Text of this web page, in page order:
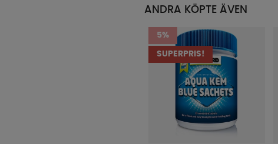
ANDRA KÖPTE ÄVEN
5%
SUPERPRIS!